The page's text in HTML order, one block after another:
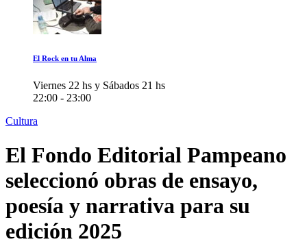
El Rock en tu Alma
Viernes 22 hs y Sábados 21 hs
22:00 - 23:00
Cultura
El Fondo Editorial Pampeano
seleccionó obras de ensayo,
poesía y narrativa para su
edición 2025